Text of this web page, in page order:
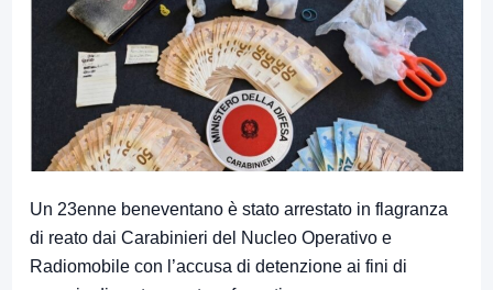
Un 23enne beneventano è stato arrestato in flagranza
di reato dai Carabinieri del Nucleo Operativo e
Radiomobile con l’accusa di detenzione ai fini di